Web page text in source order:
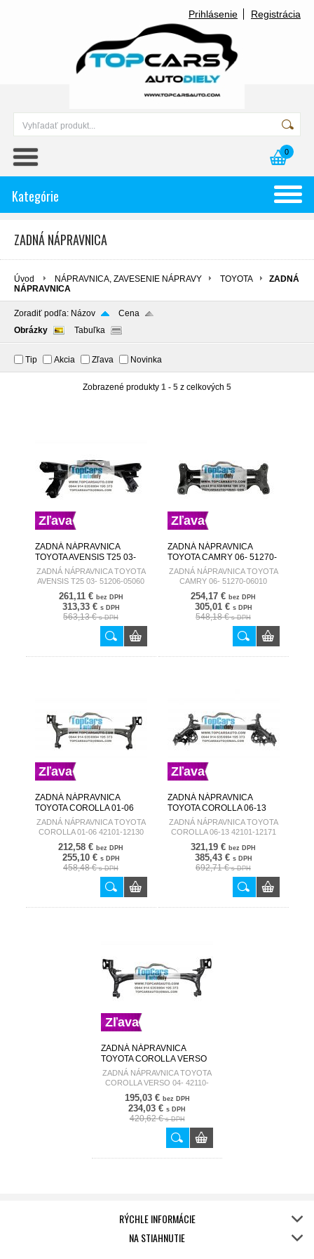
Prihlásenie Registrácia
0
Kategórie
ZADNÁ NÁPRAVNICA
Úvod NÁPRAVNICA, ZAVESENIE NÁPRAVY TOYOTA
ZADNÁ
NÁPRAVNICA
Zoradiť podľa: Názov
Cena
Obrázky
Tabuľka
Tip Akcia Zľava Novinka
Zobrazené produkty 1 - 5 z celkových 5
Zľava
ZADNÁ NÁPRAVNICA
TOYOTA AVENSIS T25 03-
51206-05060
ZADNÁ NÁPRAVNICA TOYOTA
AVENSIS T25 03- 51206-05060
261,11 € bez DPH
313,33 € s DPH
563,13 €s DPH
Zľava
ZADNÁ NÁPRAVNICA
TOYOTA CAMRY 06- 51270-
06010
ZADNÁ NÁPRAVNICA TOYOTA
CAMRY 06- 51270-06010
254,17 € bez DPH
305,01 € s DPH
548,18 €s DPH
Zľava
ZADNÁ NÁPRAVNICA
TOYOTA COROLLA 01-06
42101-12130
ZADNÁ NÁPRAVNICA TOYOTA
COROLLA 01-06 42101-12130
212,58 € bez DPH
255,10 € s DPH
458,48 €s DPH
Zľava
ZADNÁ NÁPRAVNICA
TOYOTA COROLLA 06-13
42101-12171
ZADNÁ NÁPRAVNICA TOYOTA
COROLLA 06-13 42101-12171
321,19 € bez DPH
385,43 € s DPH
692,71 €s DPH
Zľava
ZADNÁ NÁPRAVNICA
TOYOTA COROLLA VERSO
04- 42110-0F010
ZADNÁ NÁPRAVNICA TOYOTA
COROLLA VERSO 04- 42110-
0F010
195,03 € bez DPH
234,03 € s DPH
420,62 €s DPH
RÝCHLE INFORMÁCIE
NA STIAHNUTIE